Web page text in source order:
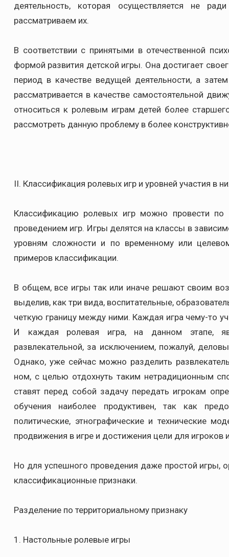
деятельность, которая осуществляется не
рассматриваем их.
В соответствии с принятыми в отечественной
формой развития детской игры. Она достигает
период в качестве ведущей деятельности, а
рассматривается в качестве самостоятельной
относиться к ролевым играм детей более
рассмотреть данную проблему в более
II. Классификация ролевых игр и уровней участия в
Классификацию ролевых игр можно провести
проведением игр. Игры делятся на классы в
уровням сложности и по временному или
примеров классификации.
В общем, все игры так или иначе решают своим
выделив, как три вида, воспитательные,
четкую границу между ними. Каждая игра чему-то
И каждая ролевая игра, на данном этапе,
развлекательной, за исключением, пожалуй,
Однако, уже сейчас можно разделить
ном, с целью отдохнуть таким нетрадиционным
ставят перед собой задачу передать игрокам
обучения наиболее продуктивен, так как
политические, этнографические и технические
продвижения в игре и достижения цели для игроков
Но для успешного проведения даже простой игры,
классификационные признаки.
Разделение по территориальному признаку
1. Настольные ролевые игры